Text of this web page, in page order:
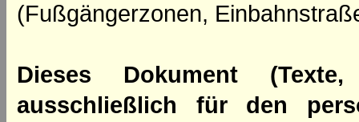
(Fußgängerzonen,
Dieses Dokument
ausschließlich für den